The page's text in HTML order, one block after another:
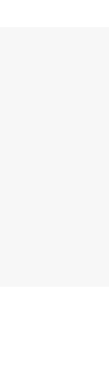
повторных
для новых
принимаются 24/7
банковская
не требуется)